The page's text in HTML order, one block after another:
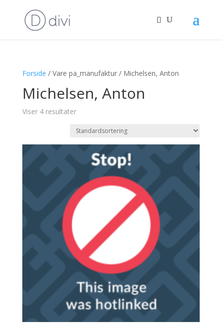
Forside / Vare pa_manufaktur / Michelsen, Anton
Michelsen, Anton
Viser 4 resultater